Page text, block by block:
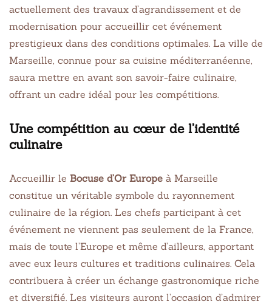
actuellement des travaux d’agrandissement et de
modernisation pour accueillir cet événement
prestigieux dans des conditions optimales. La ville de
Marseille, connue pour sa cuisine méditerranéenne,
saura mettre en avant son savoir-faire culinaire,
offrant un cadre idéal pour les compétitions.
Une compétition au cœur de l’identité
culinaire
Accueillir le Bocuse d’Or Europe à Marseille
constitue un véritable symbole du rayonnement
culinaire de la région. Les chefs participant à cet
événement ne viennent pas seulement de la France,
mais de toute l’Europe et même d’ailleurs, apportant
avec eux leurs cultures et traditions culinaires. Cela
contribuera à créer un échange gastronomique riche
et diversifié. Les visiteurs auront l’occasion d’admirer